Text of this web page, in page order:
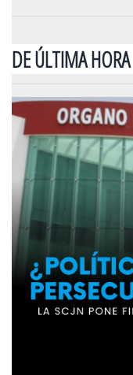
DE ÚLTIMA HORA